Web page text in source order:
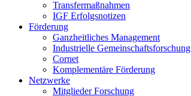
Transfermaßnahmen
IGF Erfolgsnotizen
Förderung
Ganzheitliches Management
Industrielle Gemeinschaftsforschung
Cornet
Komplementäre Förderung
Netzwerke
Mitglieder Forschung